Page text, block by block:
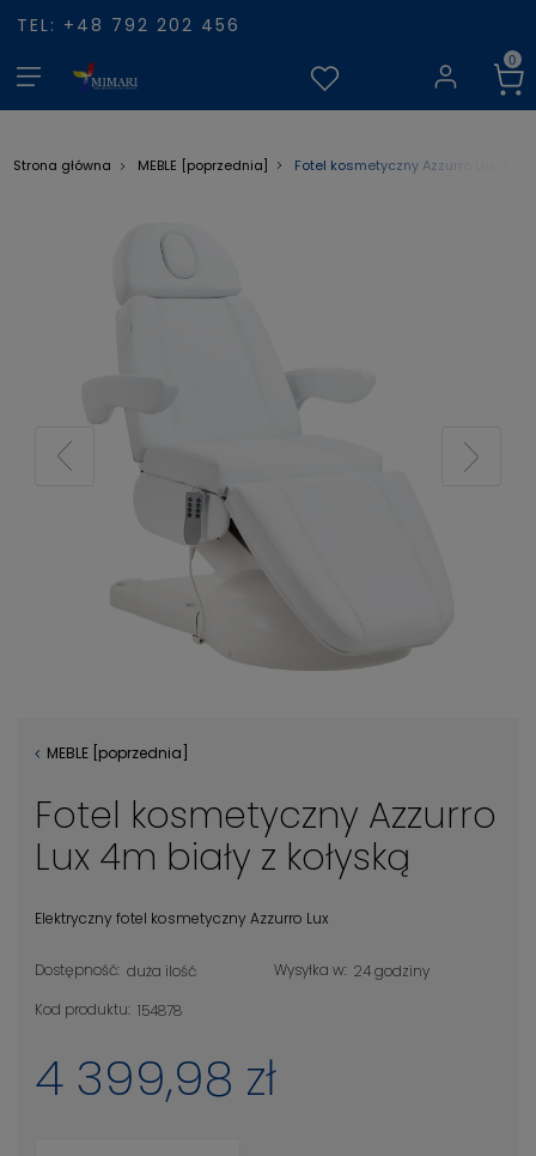
TEL: +48 792 202 456
Strona główna MEBLE [poprzednia] Fotel kosmetyczny Azzurro Lux 4m
MEBLE [poprzednia]
Fotel kosmetyczny Azzurro
Lux 4m biały z kołyską
Elektryczny fotel kosmetyczny Azzurro Lux
Dostępność: duża ilość Wysyłka w: 24 godziny
Kod produktu: 154878
4 399,98 zł